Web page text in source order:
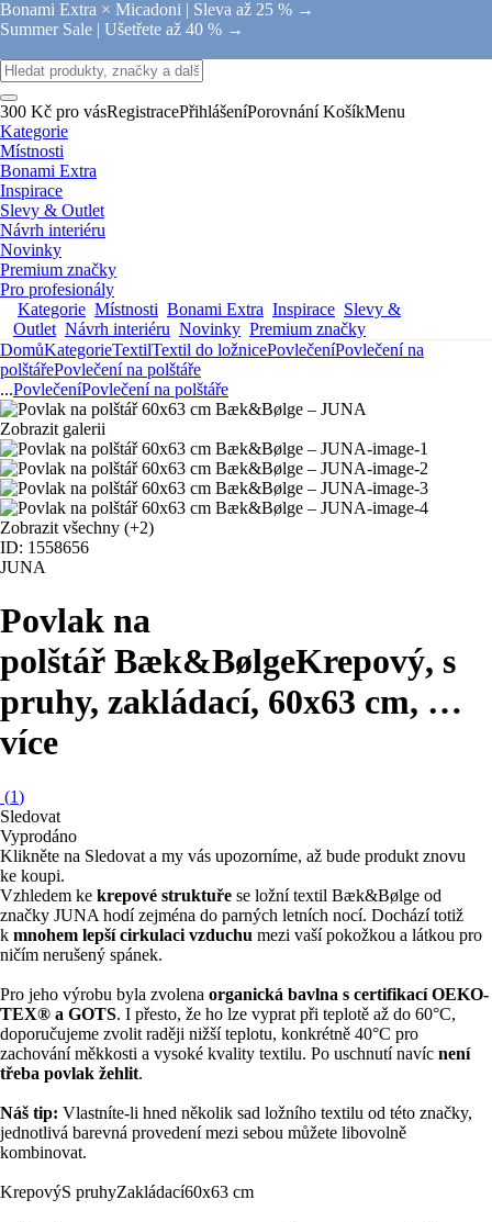
Bonami Extra × Micadoni | Sleva až 25 % →
Summer Sale | Ušetřete až 40 % →
300 Kč pro vásRegistracePřihlášeníPorovnání KošíkMenu
Kategorie
Místnosti
Bonami Extra
Inspirace
Slevy & Outlet
Návrh interiéru
Novinky
Premium značky
Pro profesionály
Kategorie Místnosti Bonami Extra Inspirace Slevy &
Outlet Návrh interiéru Novinky Premium značky
DomůKategorieTextilTextil do ložnicePovlečeníPovlečení na
polštářePovlečení na polštáře
...PovlečeníPovlečení na polštáře
Zobrazit galerii
Zobrazit všechny (+2)
ID: 1558656
JUNA
Povlak na
polštář Bæk&BølgeKrepový, s
pruhy, zakládací, 60x63 cm, …
více
(1)
Sledovat
Vyprodáno
Klikněte na Sledovat a my vás upozorníme, až bude produkt znovu
ke koupi.
Vzhledem ke krepové struktuře se ložní textil Bæk&Bølge od
značky JUNA hodí zejména do parných letních nocí. Dochází totiž
k mnohem lepší cirkulaci vzduchu mezi vaší pokožkou a látkou pro
ničím nerušený spánek.
Pro jeho výrobu byla zvolena organická bavlna s certifikací OEKO-
TEX® a GOTS. I přesto, že ho lze vyprat při teplotě až do 60°C,
doporučujeme zvolit raději nižší teplotu, konkrétně 40°C pro
zachování měkkosti a vysoké kvality textilu. Po uschnutí navíc není
třeba povlak žehlit.
Náš tip: Vlastníte-li hned několik sad ložního textilu od této značky,
jednotlivá barevná provedení mezi sebou můžete libovolně
kombinovat.
KrepovýS pruhyZakládací60x63 cm